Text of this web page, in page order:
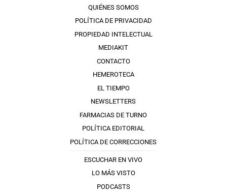
QUIÉNES SOMOS
POLÍTICA DE PRIVACIDAD
PROPIEDAD INTELECTUAL
MEDIAKIT
CONTACTO
HEMEROTECA
EL TIEMPO
NEWSLETTERS
FARMACIAS DE TURNO
POLÍTICA EDITORIAL
POLÍTICA DE CORRECCIONES
ESCUCHAR EN VIVO
LO MÁS VISTO
PODCASTS